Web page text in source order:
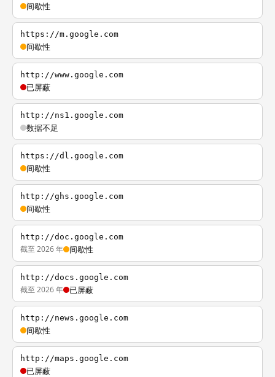
间歇性
https://m.google.com
间歇性
http://www.google.com
已屏蔽
http://ns1.google.com
数据不足
https://dl.google.com
间歇性
http://ghs.google.com
间歇性
http://doc.google.com
截至 2026 年 间歇性
http://docs.google.com
截至 2026 年 已屏蔽
http://news.google.com
间歇性
http://maps.google.com
已屏蔽